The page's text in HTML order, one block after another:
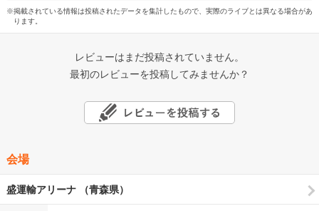
※掲載されている情報は投稿されたデータを集計したもので、実際のライブとは異なる場合があ
ります。
レビューはまだ投稿されていません。
最初のレビューを投稿してみませんか？
会場
盛運輸アリーナ （青森県）